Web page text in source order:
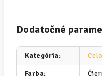
Dodatočné
Kategória:
Farba: